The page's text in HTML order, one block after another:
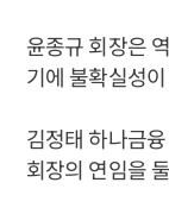
윤종규 회장은
기에 불확실성
김정태 하나금
회장의 연임을